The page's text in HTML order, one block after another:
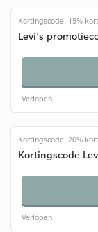
Kortingscode: 15%
Levi's
Verlopen
Kortingscode: 20%
Kortingscode
Verlopen